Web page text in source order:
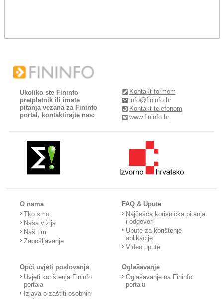
Ukoliko ste Fininfo
pretplatnik ili imate
pitanja vezana za Fininfo
portal, kontaktirajte nas:
Kontakt formom
info@fininfo.hr
Kontakt telefonom
www.fininfo.hr
O nama
Tko smo
Naša vizija
Naš tim
Zapošljavanje
FAQ & Upute
Najčešća korisnička pitanja
i odgovori
Upute za korištenje
aplikacije
Video upute
Opći uvjeti poslovanja
Uvjeti korištenja Fininfo
portala
Izjava o zaštiti osobnih
Oglašavanje
Oglašavanje na Fininfo
portalu